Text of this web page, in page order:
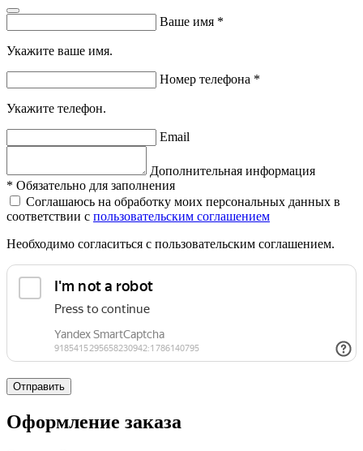
Ваше имя *
Укажите ваше имя.
Номер телефона *
Укажите телефон.
Email
Дополнительная информация
* Обязательно для заполнения
Соглашаюсь на обработку моих персональных данных в
соответствии с пользовательским соглашением
Необходимо согласиться с пользовательским соглашением.
Отправить
Оформление заказа